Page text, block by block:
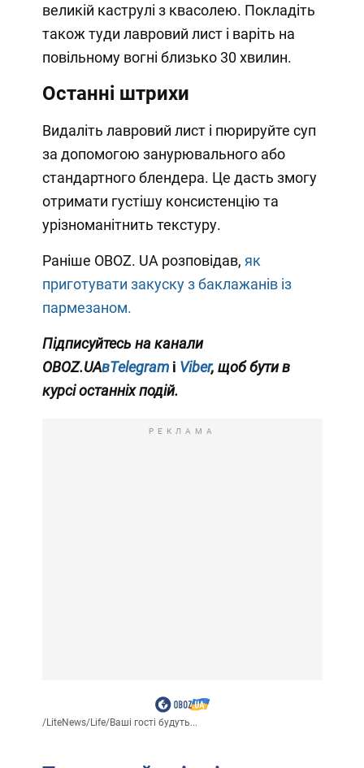
великій каструлі з квасолею. Покладіть
також туди лавровий лист і варіть на
повільному вогні близько 30 хвилин.
Останні штрихи
Видаліть лавровий лист і пюрируйте суп
за допомогою занурювального або
стандартного блендера. Це дасть змогу
отримати густішу консистенцію та
урізноманітнить текстуру.
Раніше OBOZ. UA розповідав, як
приготувати закуску з баклажанів із
пармезаном.
Підписуйтесь на канали
OBOZ.UAвTelegramі Viber, щоб бути в
курсі останніх подій.
РЕКЛАМА
/LiteNews/Life/Ваші гості будуть...